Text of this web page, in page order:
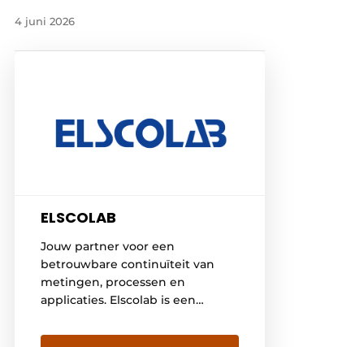
4 juni 2026
ELSCOLAB
Jouw partner voor een
betrouwbare continuïteit van
metingen, processen en
applicaties. Elscolab is een
laboratorium apparatuur, en